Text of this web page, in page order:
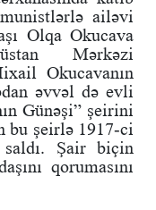
ailəvi
Olqa Okucava
Mərkəzi
Okucavanın
əvvəl də evli
Günəşi” şeirini
bu şeirlə 1917-ci
Şair biçin
qorumasını